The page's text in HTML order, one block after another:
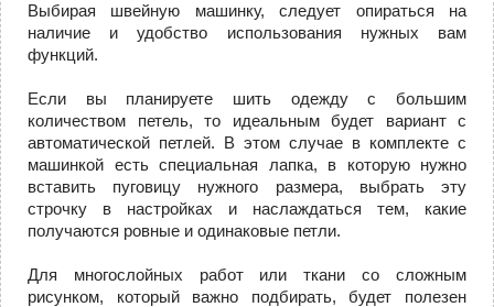
Выбирая швейную машинку, следует опираться на
наличие и удобство использования нужных вам
функций.
Если вы планируете шить одежду с большим
количеством петель, то идеальным будет вариант с
автоматической петлей. В этом случае в комплекте с
машинкой есть специальная лапка, в которую нужно
вставить пуговицу нужного размера, выбрать эту
строчку в настройках и наслаждаться тем, какие
получаются ровные и одинаковые петли.
Для многослойных работ или ткани со сложным
рисунком, который важно подбирать, будет полезен